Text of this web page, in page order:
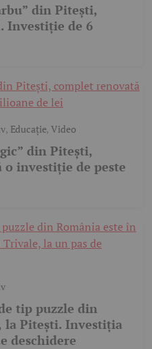
din Pitești,
Investiție de 6
, Educație,Video
din Pitești,
investiție de peste
tip puzzle din
la Pitești. Investiția
deschidere